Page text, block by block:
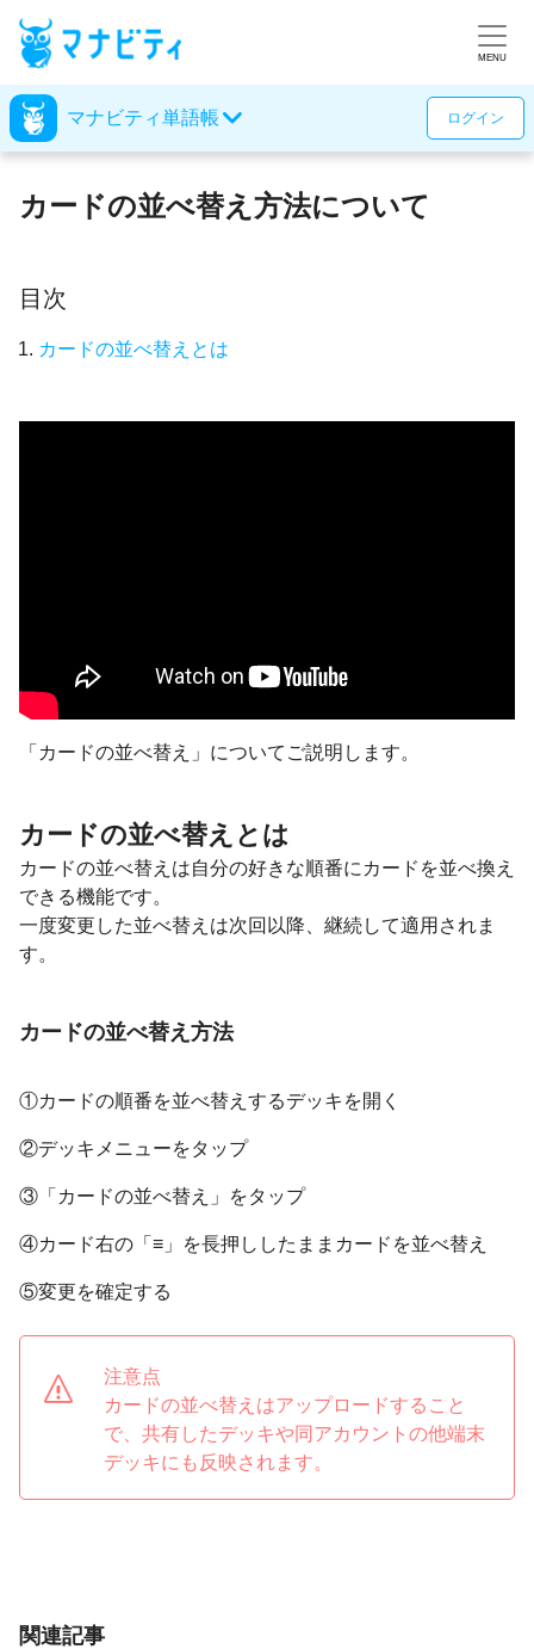
MENU
マナビティ単語帳 ログイン
カードの並べ替え方法について
目次
カードの並べ替えとは
「カードの並べ替え」についてご説明します。
カードの並べ替えとは
カードの並べ替えは自分の好きな順番にカードを並べ換え
できる機能です。
一度変更した並べ替えは次回以降、継続して適用されま
す。
カードの並べ替え方法
①カードの順番を並べ替えするデッキを開く
②デッキメニューをタップ
③「カードの並べ替え」をタップ
④カード右の「≡」を長押ししたままカードを並べ替え
⑤変更を確定する
注意点
カードの並べ替えはアップロードすること
で、共有したデッキや同アカウントの他端末
デッキにも反映されます。
関連記事